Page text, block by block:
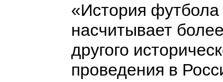
«История
насчитывает
другого
проведения в